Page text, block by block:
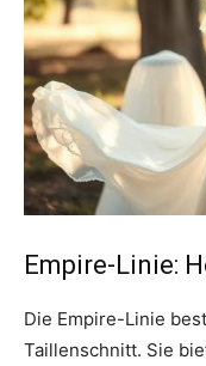
Empire-Linie:
Die Empire-Linie
Taillenschnitt. Sie